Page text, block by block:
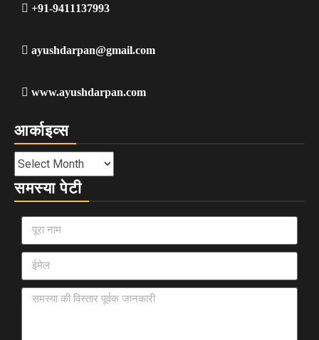
+91-9411137993
ayushdarpan@gmail.com
www.ayushdarpan.com
आर्काइव्स
समस्या पेटी